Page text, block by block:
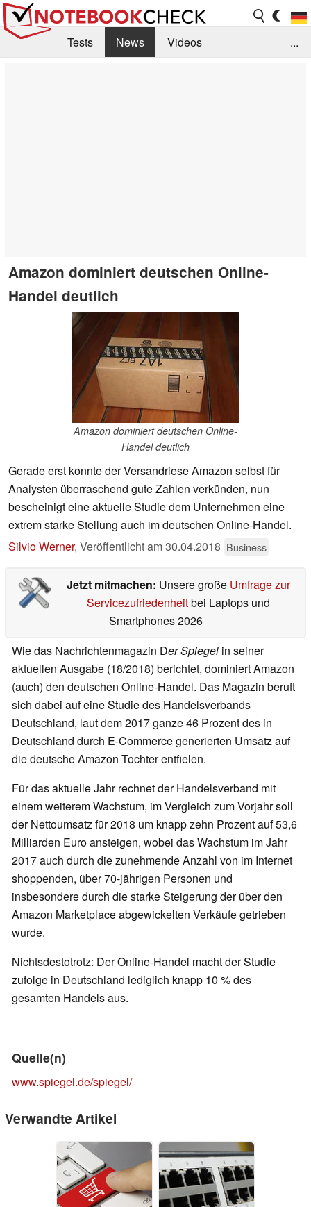
Tests News
Videos
...
Amazon dominiert deutschen Online-
Handel deutlich
Amazon dominiert deutschen Online-
Handel deutlich
Gerade erst konnte der Versandriese Amazon selbst für
Analysten überraschend gute Zahlen verkünden, nun
bescheinigt eine aktuelle Studie dem Unternehmen eine
extrem starke Stellung auch im deutschen Online-Handel.
Silvio Werner, Veröffentlicht am30.04.2018 Business
Jetzt mitmachen: Unsere große Umfrage zur
Servicezufriedenheitbei Laptops und
Smartphones 2026
Wie das Nachrichtenmagazin Der Spiegel in seiner
aktuellen Ausgabe (18/2018) berichtet, dominiert Amazon
(auch) den deutschen Online-Handel. Das Magazin beruft
sich dabei auf eine Studie des Handelsverbands
Deutschland, laut dem 2017 ganze 46 Prozent des in
Deutschland durch E-Commerce generierten Umsatz auf
die deutsche Amazon Tochter entfielen.
Für das aktuelle Jahr rechnet der Handelsverband mit
einem weiterem Wachstum, im Vergleich zum Vorjahr soll
der Nettoumsatz für 2018 um knapp zehn Prozent auf 53,6
Milliarden Euro ansteigen, wobei das Wachstum im Jahr
2017 auch durch die zunehmende Anzahl von im Internet
shoppenden, über 70-jährigen Personen und
insbesondere durch die starke Steigerung der über den
Amazon Marketplace abgewickelten Verkäufe getrieben
wurde.
Nichtsdestotrotz: Der Online-Handel macht der Studie
zufolge in Deutschland lediglich knapp 10 % des
gesamten Handels aus.
Quelle(n)
www.spiegel.de/spiegel/
Verwandte Artikel